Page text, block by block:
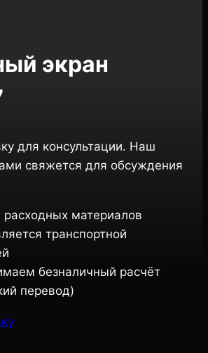
экран
для консультации. Наш
свяжется для обсуждения
расходных материалов
транспортной
безналичный расчёт
перевод)